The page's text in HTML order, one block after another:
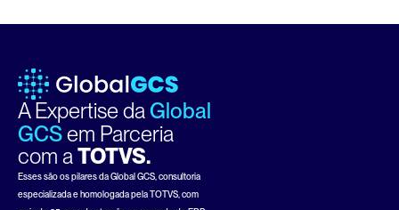
A Expertise da Global
GCSem Parceria
com a TOTVS.
Esses são os pilares da Global GCS, consultoria
especializada e homologada pela TOTVS, com